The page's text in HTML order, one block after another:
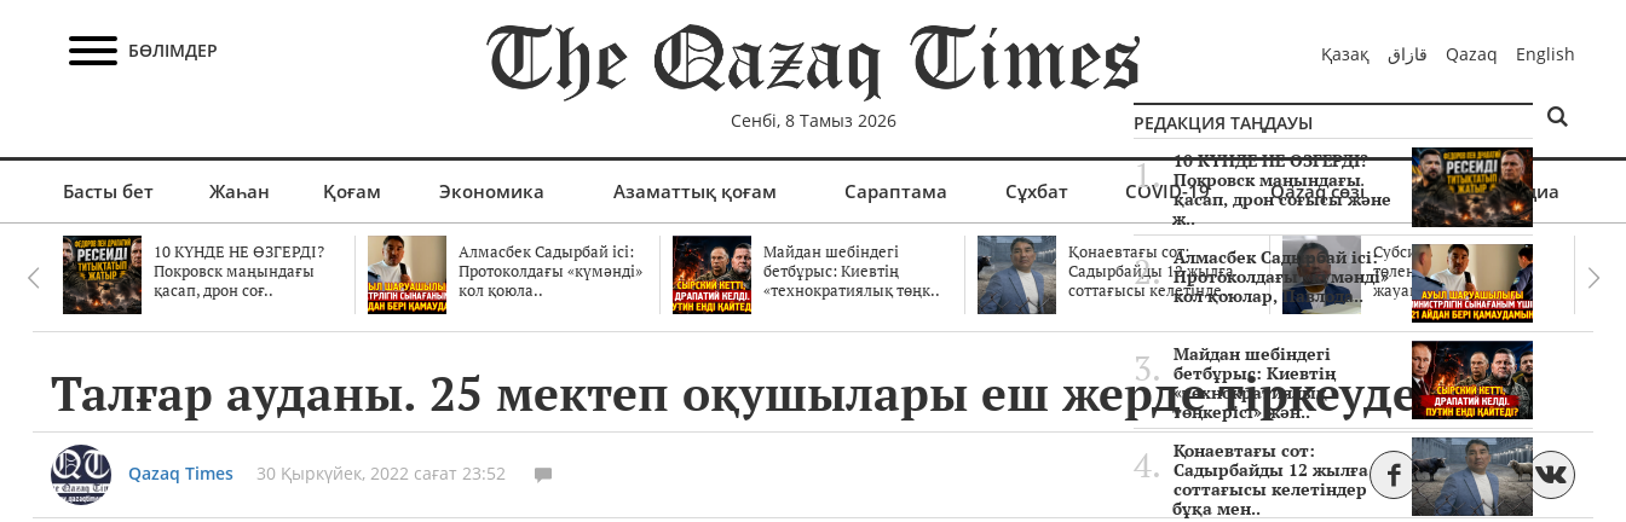
БӨЛІМДЕР
Сенбі, 8 Тамыз 2026
Қазақ قازاق Qazaq English
Басты бет Жаһан Қоғам Экономика Азаматтық қоғам Сараптама Сұхбат COVID-19 Qazaq сөзі Мультимедиа
10 КҮНДЕ НЕ ӨЗГЕРДІ?
Покровск маңындағы
қасап, дрон соғ..
Алмасбек Садырбай ісі:
Протоколдағы «күмәнді»
кол қоюла..
Майдан шебіндегі
бетбұрыс: Киевтің
«технократиялық төңк..
Қонаевтағы сот:
Садырбайды 12 жылға
соттағысы келетінде..
Субсидиялар заңды
төленген бе? Соттағы
жауаптар айыптау..
Талғар ауданы. 25 мектеп оқушылары еш жерде тіркеуде жоқ
Qazaq Times 30 Қыркүйек, 2022 сағат 23:52
РЕДАКЦИЯ ТАҢДАУЫ
10 КҮНДЕ НЕ ӨЗГЕРДІ?
Покровск маңындағы
қасап, дрон соғысы және
ж..
Алмасбек Садырбай ісі:
Протоколдағы «күмәнді»
кол қоюлар, Павлода..
Майдан шебіндегі
бетбұрыс: Киевтің
«технократиялық
төңкерісі» жән..
Қонаевтағы сот:
Садырбайды 12 жылға
соттағысы келетіндер
бұқа мен..